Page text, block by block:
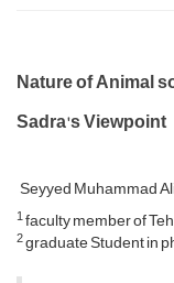
Nature of Animal
Sadra's Viewpoint
Seyyed Muhammad
1faculty member of
2graduate Student in